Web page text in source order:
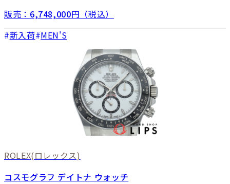
販売： 6,748,000円（税込）
新入荷 MEN'S
ROLEX(ロレックス)
コスモグラフ デイトナ ウォッチ